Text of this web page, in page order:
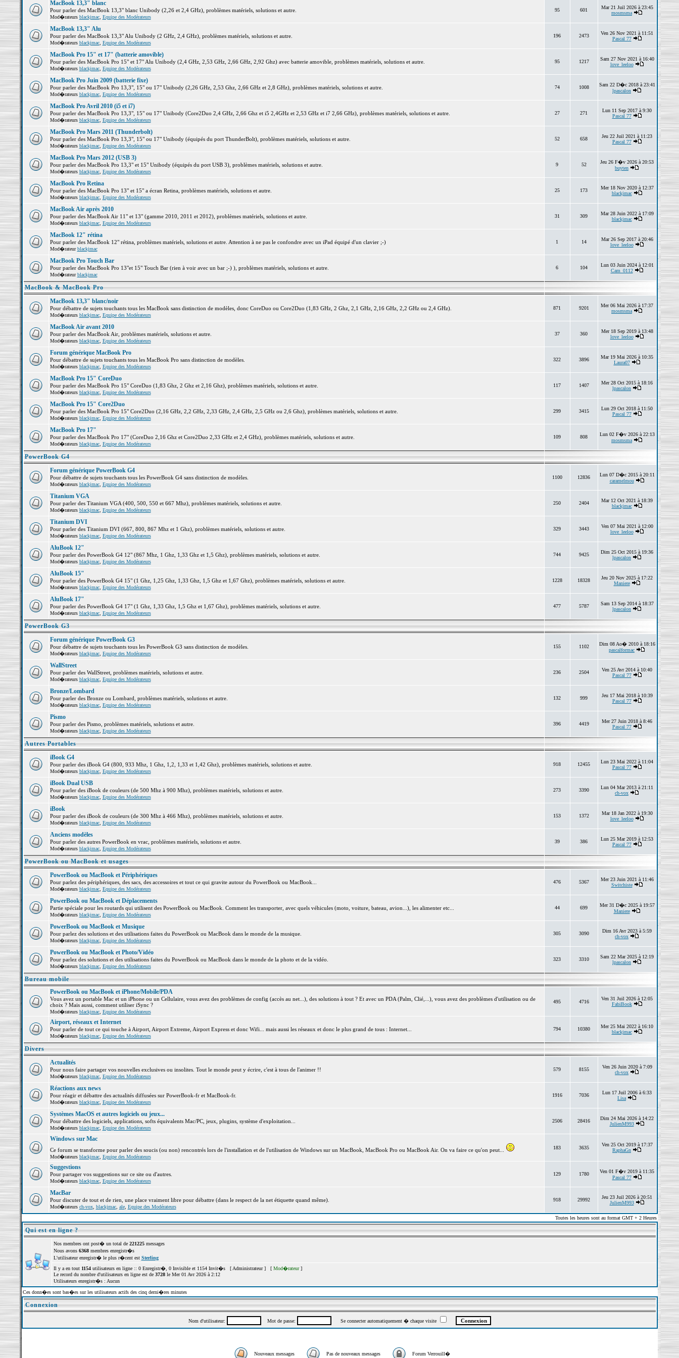
MacBook 13,3" blanc
Pour parler des MacBook 13,3" blanc Unibody (2,26 et 2,4 GHz), problèmes matériels, solutions et autre.
Mod�rateurs blackjmac, Equipe des Modérateurs
95 601
Mar 21 Juil 2026 à 23:45
mosmsma
MacBook 13,3" Alu
Pour parler des MacBook 13,3" Alu Unibody (2 GHz, 2,4 GHz), problèmes matériels, solutions et autre.
Mod�rateurs blackjmac, Equipe des Modérateurs
196 2473
Ven 26 Nov 2021 à 11:51
Pascal 77
MacBook Pro 15" et 17" (batterie amovible)
Pour parler des MacBook Pro 15" et 17" Alu Unibody (2,4 GHz, 2,53 GHz, 2,66 GHz, 2,92 Ghz) avec batterie amovible, problèmes matériels, solutions et autre.
Mod�rateurs blackjmac, Equipe des Modérateurs
95 1217
Sam 27 Nov 2021 à 16:40
love_leeloo
MacBook Pro Juin 2009 (batterie fixe)
Pour parler des MacBook Pro 13,3", 15" ou 17" Unibody (2,26 GHz, 2,53 Ghz, 2,66 GHz et 2,8 GHz), problèmes matériels, solutions et autre.
Mod�rateurs blackjmac, Equipe des Modérateurs
74 1008
Sam 22 D�c 2018 à 23:41
lpascalon
MacBook Pro Avril 2010 (i5 et i7)
Pour parler des MacBook Pro 13,3", 15" ou 17" Unibody (Core2Duo 2,4 GHz, 2,66 Ghz et i5 2,4GHz et 2,53 GHz et i7 2,66 GHz), problèmes matériels, solutions et autre.
Mod�rateurs blackjmac, Equipe des Modérateurs
27 271
Lun 11 Sep 2017 à 9:30
Pascal 77
MacBook Pro Mars 2011 (Thunderbolt)
Pour parler des MacBook Pro 13,3", 15" ou 17" Unibody (équipés du port ThunderBolt), problèmes matériels, solutions et autre.
Mod�rateurs blackjmac, Equipe des Modérateurs
52 658
Jeu 22 Juil 2021 à 11:23
Pascal 77
MacBook Pro Mars 2012 (USB 3)
Pour parler des MacBook Pro 13,3" et 15" Unibody (équipés du port USB 3), problèmes matériels, solutions et autre.
Mod�rateurs blackjmac, Equipe des Modérateurs
9 52
Jeu 26 F�v 2026 à 20:53
buyten
MacBook Pro Retina
Pour parler des MacBook Pro 13" et 15" a écran Retina, problèmes matériels, solutions et autre.
Mod�rateurs blackjmac, Equipe des Modérateurs
25 173
Mer 18 Nov 2020 à 12:37
blackjmac
MacBook Air après 2010
Pour parler des MacBook Air 11" et 13" (gamme 2010, 2011 et 2012), problèmes matériels, solutions et autre.
Mod�rateurs blackjmac, Equipe des Modérateurs
31 309
Mar 28 Juin 2022 à 17:09
blackjmac
MacBook 12" rétina
Pour parler des MacBook 12" rétina, problèmes matériels, solutions et autre. Attention à ne pas le confondre avec un iPad équipé d'un clavier ;-)
Mod�rateurblackjmac
1 14
Mar 26 Sep 2017 à 20:46
love_leeloo
MacBook Pro Touch Bar
Pour parler des MacBook Pro 13"et 15" Touch Bar (rien à voir avec un bar ;-) ), problèmes matériels, solutions et autre.
Mod�rateurblackjmac
6 104
Lun 03 Juin 2024 à 12:01
Cam_0112
MacBook & MacBook Pro
MacBook 13,3" blanc/noir
Pour débattre de sujets touchants tous les MacBook sans distinction de modèles, donc CoreDuo ou Core2Duo (1,83 GHz, 2 Ghz, 2,1 GHz, 2,16 GHz, 2,2 GHz ou 2,4 GHz).
Mod�rateurs blackjmac, Equipe des Modérateurs
871 9201
Mer 06 Mai 2026 à 17:37
mosmsma
MacBook Air avant 2010
Pour parler des MacBook Air, problèmes matériels, solutions et autre.
Mod�rateurs blackjmac, Equipe des Modérateurs
37 360
Mer 18 Sep 2019 à 13:48
love_leeloo
Forum générique MacBook Pro
Pour débattre de sujets touchants tous les MacBook Pro sans distinction de modèles.
Mod�rateurs blackjmac, Equipe des Modérateurs
322 3896
Mar 19 Mai 2026 à 10:35
Laura07
MacBook Pro 15" CoreDuo
Pour parler des MacBook Pro 15" CoreDuo (1,83 Ghz, 2 Ghz et 2,16 Ghz), problèmes matériels, solutions et autre.
Mod�rateurs blackjmac, Equipe des Modérateurs
117 1407
Mer 28 Oct 2015 à 18:16
lpascalon
MacBook Pro 15" Core2Duo
Pour parler des MacBook Pro 15" Core2Duo (2,16 GHz, 2,2 GHz, 2,33 GHz, 2,4 GHz, 2,5 GHz ou 2,6 Ghz), problèmes matériels, solutions et autre.
Mod�rateurs blackjmac, Equipe des Modérateurs
299 3415
Lun 29 Oct 2018 à 11:50
Pascal 77
MacBook Pro 17"
Pour parler des MacBook Pro 17" (CoreDuo 2,16 Ghz et Core2Duo 2,33 GHz et 2,4 GHz), problèmes matériels, solutions et autre.
Mod�rateurs blackjmac, Equipe des Modérateurs
109 808
Lun 02 F�v 2026 à 22:13
mosmsma
PowerBook G4
Forum générique PowerBook G4
Pour débattre de sujets touchants tous les PowerBook G4 sans distinction de modèles.
Mod�rateurs blackjmac, Equipe des Modérateurs
1100 12836
Lun 07 D�c 2015 à 20:11
caramelmou
Titanium VGA
Pour parler des Titanium VGA (400, 500, 550 et 667 Mhz), problèmes matériels, solutions et autre.
Mod�rateurs blackjmac, Equipe des Modérateurs
250 2404
Mar 12 Oct 2021 à 18:39
blackjmac
Titanium DVI
Pour parler des Titanium DVI (667, 800, 867 Mhz et 1 Ghz), problèmes matériels, solutions et autre.
Mod�rateurs blackjmac, Equipe des Modérateurs
329 3443
Ven 07 Mai 2021 à 12:00
love_leeloo
AluBook 12"
Pour parler des PowerBook G4 12" (867 Mhz, 1 Ghz, 1,33 Ghz et 1,5 Ghz), problèmes matériels, solutions et autre.
Mod�rateurs blackjmac, Equipe des Modérateurs
744 9425
Dim 25 Oct 2015 à 19:36
lpascalon
AluBook 15"
Pour parler des PowerBook G4 15" (1 Ghz, 1,25 Ghz, 1,33 Ghz, 1,5 Ghz et 1,67 Ghz), problèmes matériels, solutions et autre.
Mod�rateurs blackjmac, Equipe des Modérateurs
1228 18328
Jeu 20 Nov 2025 à 17:22
Maniere
AluBook 17"
Pour parler des PowerBook G4 17" (1 Ghz, 1,33 Ghz, 1,5 Ghz et 1,67 Ghz), problèmes matériels, solutions et autre.
Mod�rateurs blackjmac, Equipe des Modérateurs
477 5787
Sam 13 Sep 2014 à 18:37
lpascalon
PowerBook G3
Forum générique PowerBook G3
Pour débattre de sujets touchants tous les PowerBook G3 sans distinction de modèles.
Mod�rateurs blackjmac, Equipe des Modérateurs
155 1102
Dim 08 Ao� 2010 à 18:16
pascalformac
WallStreet
Pour parler des WallStreet, problèmes matériels, solutions et autre.
Mod�rateurs blackjmac, Equipe des Modérateurs
236 2504
Ven 25 Avr 2014 à 10:40
Pascal 77
Bronze/Lombard
Pour parler des Bronze ou Lombard, problèmes matériels, solutions et autre.
Mod�rateurs blackjmac, Equipe des Modérateurs
132 999
Jeu 17 Mai 2018 à 10:39
Pascal 77
Pismo
Pour parler des Pismo, problèmes matériels, solutions et autre.
Mod�rateurs blackjmac, Equipe des Modérateurs
396 4419
Mer 27 Juin 2018 à 8:46
Pascal 77
Autres Portables
iBook G4
Pour parler des iBook G4 (800, 933 Mhz, 1 Ghz, 1,2, 1,33 et 1,42 Ghz), problèmes matériels, solutions et autre.
Mod�rateurs blackjmac, Equipe des Modérateurs
918 12455
Lun 23 Mai 2022 à 11:04
Pascal 77
iBook Dual USB
Pour parler des iBook de couleurs (de 500 Mhz à 900 Mhz), problèmes matériels, solutions et autre.
Mod�rateurs blackjmac, Equipe des Modérateurs
273 3390
Lun 04 Mar 2013 à 21:11
ch-vox
iBook
Pour parler des iBook de couleurs (de 300 Mhz à 466 Mhz), problèmes matériels, solutions et autre.
Mod�rateurs blackjmac, Equipe des Modérateurs
153 1372
Mar 18 Jan 2022 à 19:30
love_leeloo
Anciens modèles
Pour parler des autres PowerBook en vrac, problèmes matériels, solutions et autre.
Mod�rateurs blackjmac, Equipe des Modérateurs
39 386
Lun 25 Mar 2019 à 12:53
Pascal 77
PowerBook ou MacBook et usages
PowerBook ou MacBook et Périphériques
Pour parlez des périphériques, des sacs, des accessoires et tout ce qui gravite autour du PowerBook ou MacBook...
Mod�rateurs blackjmac, Equipe des Modérateurs
476 5367
Mer 23 Juin 2021 à 11:46
Switchiste
PowerBook ou MacBook et Déplacements
Partie spéciale pour les routards qui utilisent des PowerBook ou MacBook. Comment les transporter, avec quels véhicules (moto, voiture, bateau, avion...), les alimenter etc...
Mod�rateurs blackjmac, Equipe des Modérateurs
44 699
Mer 31 D�c 2025 à 19:57
Maniere
PowerBook ou MacBook et Musique
Pour parlez des solutions et des utilisations faites du PowerBook ou MacBook dans le monde de la musique.
Mod�rateurs blackjmac, Equipe des Modérateurs
305 3090
Dim 16 Avr 2023 à 5:59
ch-vox
PowerBook ou MacBook et Photo/Vidéo
Pour parlez des solutions et des utilisations faites du PowerBook ou MacBook dans le monde de la photo et de la vidéo.
Mod�rateurs blackjmac, Equipe des Modérateurs
323 3310
Sam 22 Mar 2025 à 12:19
lpascalon
Bureau mobile
PowerBook ou MacBook et iPhone/Mobile/PDA
Vous avez un portable Mac et un iPhone ou un Cellulaire, vous avez des problèmes de config (accès au net...), des solutions à tout ? Et avec un PDA (Palm, Clié,...), vous avez des problèmes d'utilisation ou de
choix ? Mais aussi, comment utiliser iSync ?
Mod�rateurs blackjmac, Equipe des Modérateurs
495 4716
Ven 31 Juil 2026 à 12:05
FabiBook
Airport, réseaux et Internet
Pour parler de tout ce qui touche à Airport, Airport Extreme, Airport Express et donc Wifi... mais aussi les réseaux et donc le plus grand de tous : Internet...
Mod�rateurs blackjmac, Equipe des Modérateurs
794 10380
Mer 25 Mai 2022 à 16:10
blackjmac
Divers
Actualités
Pour nous faire partager vos nouvelles exclusives ou insolites. Tout le monde peut y écrire, c'est à tous de l'animer !!
Mod�rateurs blackjmac, Equipe des Modérateurs
579 8155
Ven 26 Juin 2020 à 7:09
ch-vox
Réactions aux news
Pour réagir et débattre des actualités diffusées sur PowerBook-fr et MacBook-fr.
Mod�rateurs blackjmac, Equipe des Modérateurs
1916 7036
Lun 17 Juil 2006 à 6:33
Lisa
Systèmes MacOS et autres logiciels ou jeux...
Pour débattre des logiciels, applications, softs équivalents Mac/PC, jeux, plugins, système d'exploitation...
Mod�rateurs blackjmac, Equipe des Modérateurs
2506 28416
Dim 24 Mai 2026 à 14:22
JulienM993
Windows sur Mac
Ce forum se transforme pour parler des soucis (ou non) rencontrés lors de l'installation et de l'utilisation de Windows sur un MacBook, MacBook Pro ou MacBook Air. On va faire ce qu'on peut...
Mod�rateurs blackjmac, Equipe des Modérateurs
183 3635
Ven 25 Oct 2019 à 17:37
RaphaGn
Suggestions
Pour partager vos suggestions sur ce site ou d'autres.
Mod�rateurs blackjmac, Equipe des Modérateurs
129 1780
Ven 01 F�v 2019 à 11:35
Pascal 77
MacBar
Pour discuter de tout et de rien, une place vraiment libre pour débattre (dans le respect de la net étiquette quand même).
Mod�rateurs ch-vox, blackjmac, ale, Equipe des Modérateurs
918 29992
Jeu 23 Juil 2026 à 20:51
JulienM993
Toutes les heures sont au format GMT + 2 Heures
Qui est en ligne ?
Nos membres ont post� un total de 221225messages
Nous avons 6368membres enregistr�s
L'utilisateur enregistr� le plus r�cent est Sterling
Il y a en tout 1154utilisateurs en ligne :: 0 Enregistr�, 0 Invisible et 1154 Invit�s [ Administrateur] [ Mod�rateur]
Le record du nombre d'utilisateurs en ligne est de 3728le Mer 01 Avr 2026 à 2:12
Utilisateurs enregistr�s : Aucun
Ces donn�es sont bas�es sur les utilisateurs actifs des cinq derni�res minutes
Connexion
Nom d'utilisateur: Mot de passe: Se connecter automatiquement � chaque visite
Nouveaux messages Pas de nouveaux messages Forum Verrouill�